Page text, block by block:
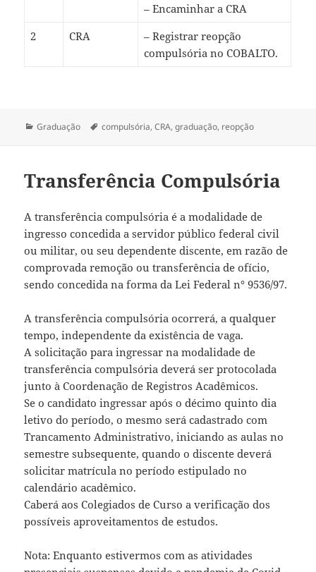
– Encaminhar a CRA
2
CRA
– Registrar reopção
compulsória no COBALTO.
Categorias
Graduação Tags
compulsória,CRA,graduação, reopção
Transferência Compulsória
A transferência compulsória é a modalidade de
ingresso concedida a servidor público federal civil
ou militar, ou seu dependente discente, em razão de
comprovada remoção ou transferência de ofício,
sendo concedida na forma da Lei Federal n° 9536/97.
A transferência compulsória ocorrerá, a qualquer
tempo, independente da existência de vaga.
A solicitação para ingressar na modalidade de
transferência compulsória deverá ser protocolada
junto à Coordenação de Registros Acadêmicos.
Se o candidato ingressar após o décimo quinto dia
letivo do período, o mesmo será cadastrado com
Trancamento Administrativo, iniciando as aulas no
semestre subsequente, quando o discente deverá
solicitar matrícula no período estipulado no
calendário acadêmico.
Caberá aos Colegiados de Curso a verificação dos
possíveis aproveitamentos de estudos.
Nota: Enquanto estivermos com as atividades